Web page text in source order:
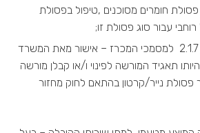
חומרים מסוכנים ,טיפול בפסולת
עבור סוג פסולת זו;
עבור התחום בסעיף 2.1.7 למסמכי המכרז – אישור מאת המשרד
תאגיד המורשה לפינוי ו/או קבלן מורשה
פסולת נייר/קרטון בהתאם לחוק מחזור